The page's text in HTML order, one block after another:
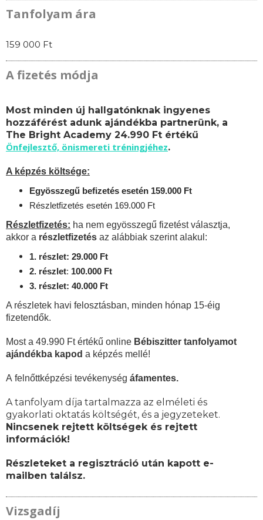
Tanfolyam ára
159 000 Ft
A fizetés módja
Most minden új hallgatónknak ingyenes
hozzáférést adunk ajándékba partnerünk, a
The Bright Academy 24.990 Ft értékű
Önfejlesztő, önismereti tréningjéhez.
A képzés költsége:
Egyösszegű befizetés esetén 159.000 Ft
Részletfizetés esetén 169.000 Ft
Részletfizetés: ha nem egyösszegű fizetést választja,
akkor a részletfizetés az alábbiak szerint alakul:
1. részlet: 29.000 Ft
2. részlet: 100.000 Ft
3. részlet: 40.000 Ft
A részletek havi felosztásban, minden hónap 15-éig
fizetendők.
Most a 49.990 Ft értékű online Bébiszitter tanfolyamot
ajándékba kapod a képzés mellé!
A felnőttképzési tevékenység áfamentes.
A tanfolyam díja tartalmazza az elméleti és
gyakorlati oktatás költségét, és a jegyzeteket.
Nincsenek rejtett költségek és rejtett
információk!
Részleteket a regisztráció után kapott e-
mailben találsz.
Vizsgadíj